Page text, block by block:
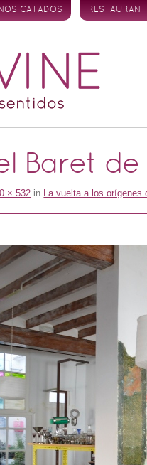
CATADOS
Baret de
× 532 in La vuelta a los orígenes